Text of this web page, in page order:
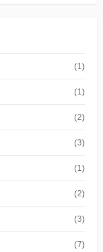
(1)
(1)
(2)
(3)
(1)
(2)
(3)
(7)